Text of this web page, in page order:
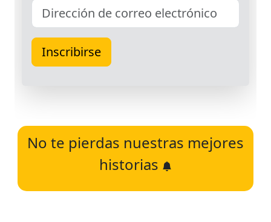
No te pierdas nuestras mejores
historias